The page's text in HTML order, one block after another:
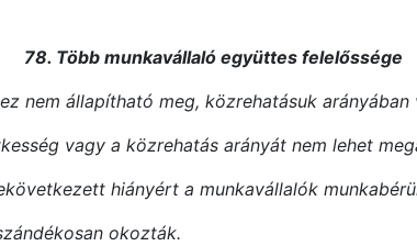
78. Több munkavállaló együttes felelőssége
nem állapítható meg, közrehatásuk arányában
vagy a közrehatás arányát nem lehet
hiányért a munkavállalók
okozták.